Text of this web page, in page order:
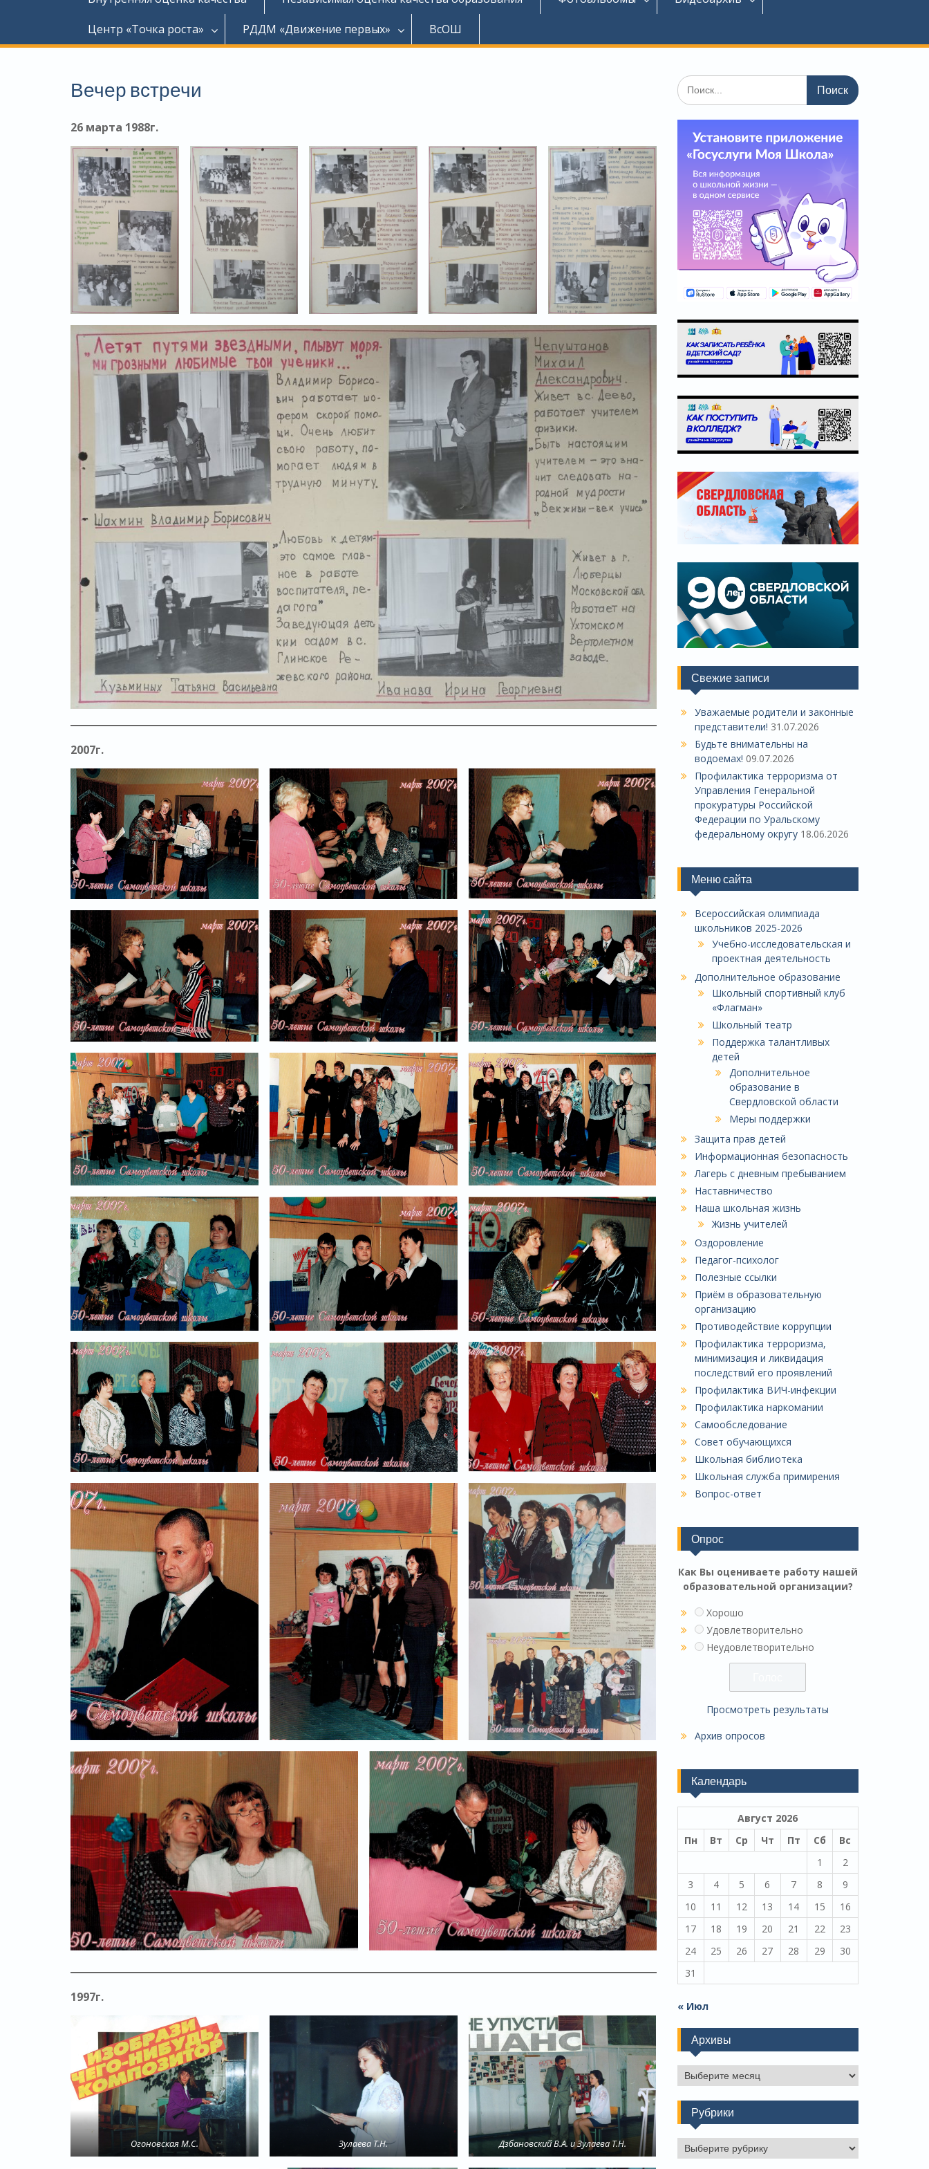
Центр «Точка роста»
РДДМ «Движение первых» ВсОШ
Вечер встречи
26 марта 1988г.
2007г.
1997г.
Огоновская М.С. Зулаева Т.Н. Дзбановский В.А. и Зулаева Т.Н.
Поиск
по:
Свежие записи
Уважаемые родители и законные
представители! 31.07.2026
Будьте внимательны на
водоемах! 09.07.2026
Профилактика терроризма от
Управления Генеральной
прокуратуры Российской
Федерации по Уральскому
федеральному округу 18.06.2026
Меню сайта
Всероссийская олимпиада
школьников 2025-2026
Учебно-исследовательская и
проектная деятельность
Дополнительное образование
Школьный спортивный клуб
«Флагман»
Школьный театр
Поддержка талантливых
детей
Дополнительное
образование в
Свердловской области
Меры поддержки
Защита прав детей
Информационная безопасность
Лагерь с дневным пребыванием
Наставничество
Наша школьная жизнь
Жизнь учителей
Оздоровление
Педагог-психолог
Полезные ссылки
Приём в образовательную
организацию
Противодействие коррупции
Профилактика терроризма,
минимизация и ликвидация
последствий его проявлений
Профилактика ВИЧ-инфекции
Профилактика наркомании
Самообследование
Совет обучающихся
Школьная библиотека
Школьная служба примирения
Вопрос-ответ
Опрос
Как Вы оцениваете работу нашей
образовательной организации?
Хорошо
Удовлетворительно
Неудовлетворительно
Просмотреть результаты
Архив опросов
Календарь
Август 2026
Пн
Вт Ср Чт Пт Сб
Вс
1
2
3
4 5 6 7 8
9
10
11 12 13 14 15
16
17
18 19 20 21 22
23
24
25 26 27 28 29
30
31
« Июл
Архивы
Архивы
Рубрики
Рубрики